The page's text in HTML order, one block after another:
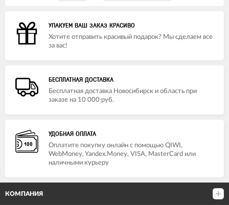
УПАКУЕМ ВАШ ЗАКАЗ КРАСИВО
Хотите отправить красивый подарок? Мы сделаем все
за вас!
БЕСПЛАТНАЯ ДОСТАВКА
Бесплатная доставка Новосибирск и область при
заказе на 10 000 руб.
УДОБНАЯ ОПЛАТА
Оплатите покупку онлайн с помощью QIWI,
WebMoney, Yandex.Money, VISA, MasterCard или
наличными курьеру
КОМПАНИЯ